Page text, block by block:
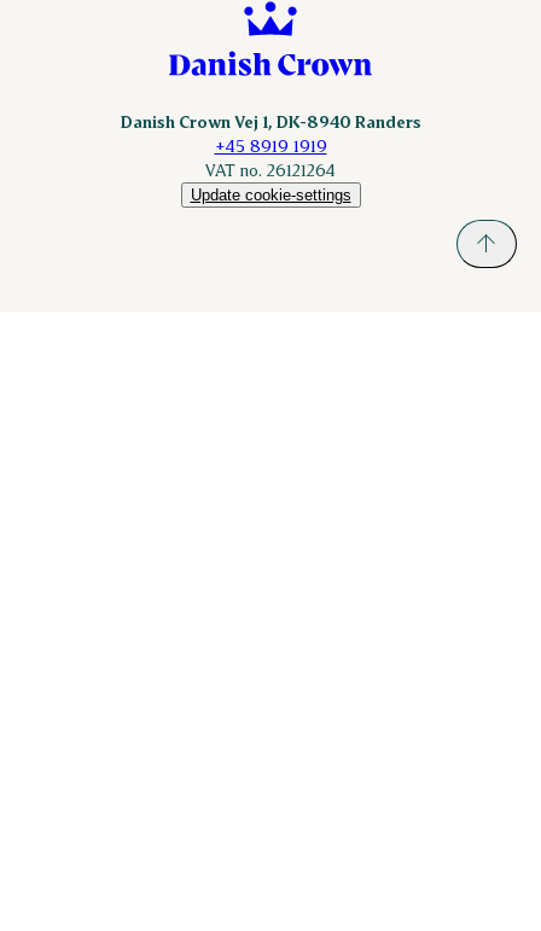
Danish Crown Vej 1, DK-8940 Randers
+45 8919 1919
VAT no. 26121264
Update cookie-settings